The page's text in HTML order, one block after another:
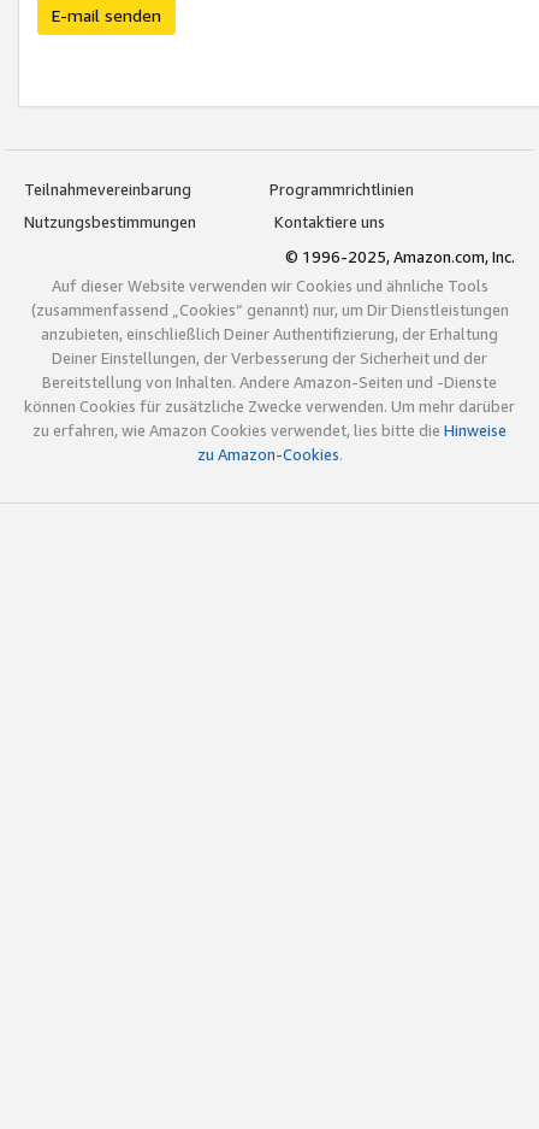
E-mail senden
Teilnahmevereinbarung
Programmrichtlinien
Nutzungsbestimmungen
Kontaktiere uns
© 1996-2025, Amazon.com, Inc.
Auf dieser Website verwenden wir Cookies und ähnliche Tools
(zusammenfassend „Cookies“ genannt) nur, um Dir Dienstleistungen
anzubieten, einschließlich Deiner Authentifizierung, der Erhaltung
Deiner Einstellungen, der Verbesserung der Sicherheit und der
Bereitstellung von Inhalten. Andere Amazon-Seiten und -Dienste
können Cookies für zusätzliche Zwecke verwenden. Um mehr darüber
zu erfahren, wie Amazon Cookies verwendet, lies bitte die Hinweise
zu Amazon-Cookies.